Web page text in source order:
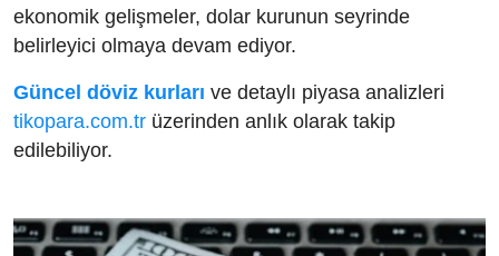
ekonomik gelişmeler, dolar kurunun seyrinde
belirleyici olmaya devam ediyor.
Güncel döviz kurları ve detaylı piyasa analizleri
tikopara.com.tr üzerinden anlık olarak takip
edilebiliyor.